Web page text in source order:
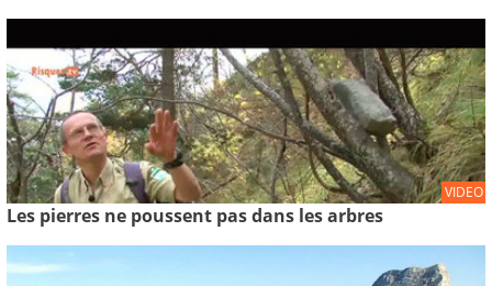
VIDEO
Les pierres ne poussent pas dans les arbres